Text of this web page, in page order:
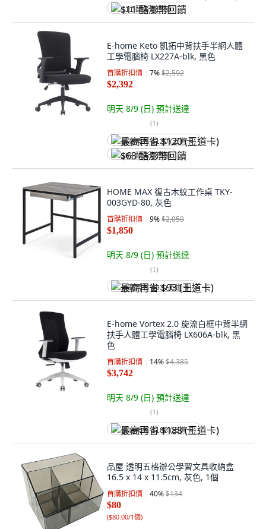
$11 酷澎幣回饋
E-home Keto 凱拓中背扶手半網人體
工學電腦椅 LX227A-blk, 黑色
首購折扣價 7%$2,592
$2,392
明天 8/9 (日) 預計送達
(1)
最高再省 $120 (王道卡)
$63 酷澎幣回饋
HOME MAX 復古木紋工作桌 TKY-
003GYD-80, 灰色
首購折扣價 9%$2,050
$1,850
明天 8/9 (日) 預計送達
(1)
最高再省 $93 (王道卡)
E-home Vortex 2.0 旋流白框中背半網
扶手人體工學電腦椅 LX606A-blk, 黑
色
首購折扣價 14%$4,385
$3,742
明天 8/9 (日) 預計送達
(1)
最高再省 $188 (王道卡)
品屋 透明五格辦公學習文具收納盒
16.5 x 14 x 11.5cm, 灰色, 1個
首購折扣價 40%$134
$80
($80.00/1個)